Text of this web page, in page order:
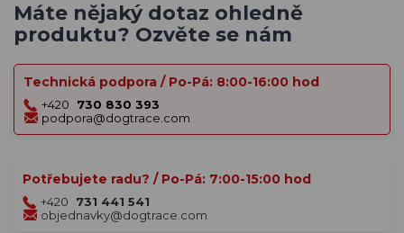
Máte nějaký dotaz ohledně
produktu? Ozvěte se nám
Technická podpora / Po-Pá: 8:00-16:00 hod
+420
730 830 393
podpora@dogtrace.com
Potřebujete radu? / Po-Pá: 7:00-15:00 hod
+420
731 441 541
objednavky@dogtrace.com